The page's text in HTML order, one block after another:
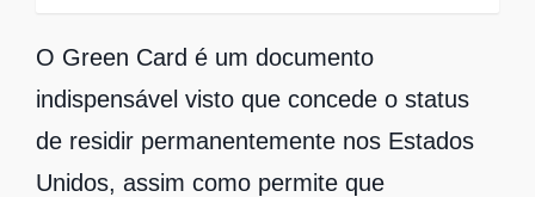
O Green Card é um documento
indispensável visto que concede o status
de residir permanentemente nos Estados
Unidos, assim como permite que